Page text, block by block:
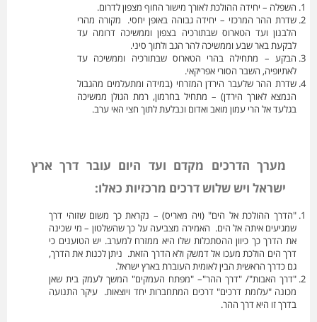
השפלה – יחידה ההולכת לאורך מישור החוף מצפון לדרום.
שדרת ההר המרכזי – יחידה גבוהה באופן יחסי. מקורה מהרי
הלבנון ועד הטארוס שבתורכיה בצפון וממשיכה דרומה עד
לבקעת באר שבע וממשיכה להר הגב ולתוך סיני.
הבקע – מתחילה בהרי הטארוס שבתורכיה וממשיכה עד
לאתיופיה, השבר הסורי אפריקאי.
שדרת ההר שלעבר הירדן המזרחי (במידה ומתעלמים מהגבול
הנמצא לאורך הירדן) – מתחיל בחרמון, רמת הגולן ממשיכה
בגלעד אל הרי עמון מואב ואדום ונבלעת לתוך חצי האי ערב.
מערך הדרכים מקדם ועד היום עובר דרך ארץ
ישראל ויש שלוש דרכים מרכזיות כאלו:
"הדרך ההולכת אל הים" (ויה מאריס) – נקראת כך משום שזוהי דרך
שמגיעים איתה אל הים. האמירה מצביעה על כך שהשלטון – מי שכינה
את הדרך כך כיוון ההסתכלות שלו היא ממזרח למערב. יש הטוענים כי
דרך הים הולכת מעכו אל דמשק ולא הדרך הזאת. ניתן לכנות את הדרך,
גם כדרך הראשית הבין לאומית העוברת בארץ ישראל.
"דרך האבות"/ "דרך ההר"– "מפתח העמקים" המשך לעמק בית שאן
מכונה "עלומת דרכים" דרכים המתחברות יחד ויוצאות. עיקר התנועה
בדרך זו היא דרך ההר.